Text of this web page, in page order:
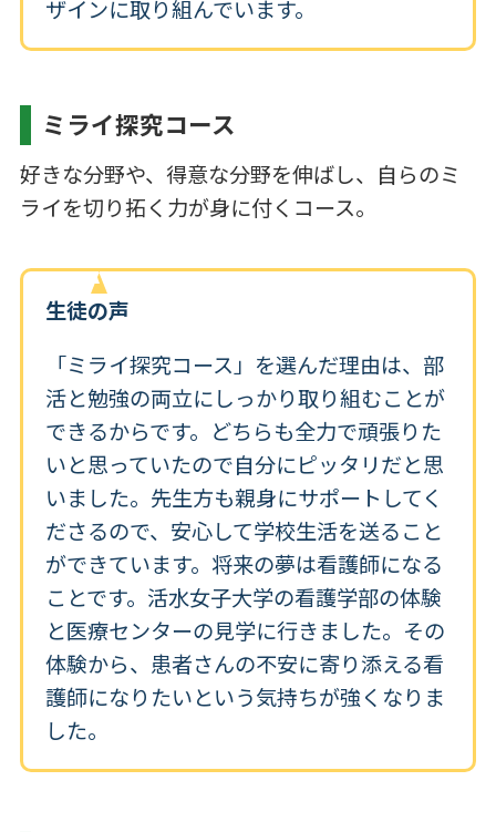
ザインに取り組んでいます。
ミライ探究コース
好きな分野や、得意な分野を伸ばし、自らのミ
ライを切り拓く力が身に付くコース。
生徒の声
「ミライ探究コース」を選んだ理由は、部
活と勉強の両立にしっかり取り組むことが
できるからです。どちらも全力で頑張りた
いと思っていたので自分にピッタリだと思
いました。先生方も親身にサポートしてく
ださるので、安心して学校生活を送ること
ができています。将来の夢は看護師になる
ことです。活水女子大学の看護学部の体験
と医療センターの見学に行きました。その
体験から、患者さんの不安に寄り添える看
護師になりたいという気持ちが強くなりま
した。